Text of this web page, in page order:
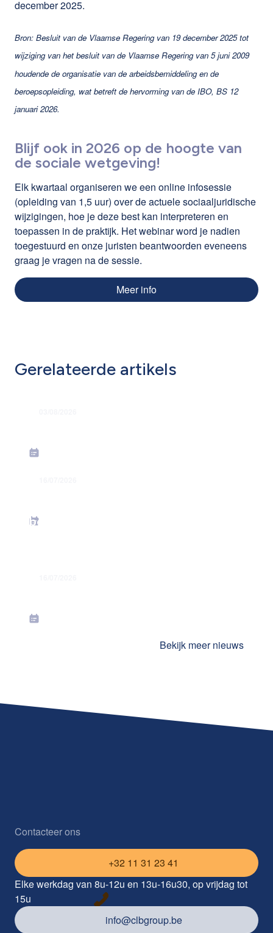
december 2025.
Bron: Besluit van de Vlaamse Regering van 19 december 2025 tot
wijziging van het besluit van de Vlaamse Regering van 5 juni 2009
houdende de organisatie van de arbeidsbemiddeling en de
beroepsopleiding, wat betreft de hervorming van de IBO, BS 12
januari 2026.
Blijf ook in 2026 op de hoogte van
de sociale wetgeving!
Elk kwartaal organiseren we een online infosessie
(opleiding van 1,5 uur) over de actuele sociaaljuridische
wijzigingen, hoe je deze best kan interpreteren en
toepassen in de praktijk. Het webinar word je nadien
toegestuurd en onze juristen beantwoorden eveneens
graag je vragen na de sessie.
Meer info
Gerelateerde artikels
bedrag juni 2026
Bekijk meer nieuws
Contacteer ons
+32 11 31 23 41
Elke werkdag van 8u-12u en 13u-16u30, op vrijdag tot
15u
info@clbgroup.be